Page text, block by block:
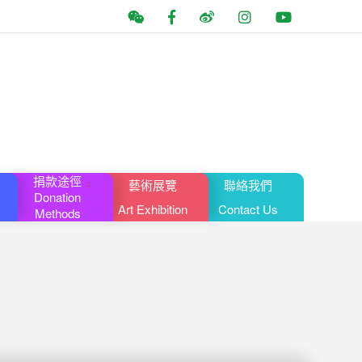
捐款途徑
Donation
Methods
藝術展覽
Art Exhibition
聯絡我們
Contact Us